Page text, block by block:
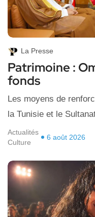
La Presse
Patrimoine :
fonds
Les moyens de
la Tunisie et le
Actualités
Culture
6 août 2026